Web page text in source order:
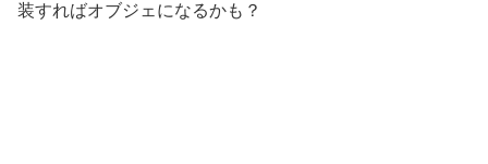
装すればオブジェになるかも？